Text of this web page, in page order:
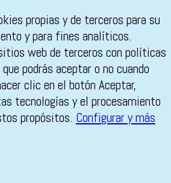
propias y de terceros para su
y para fines analíticos.
web de terceros con políticas
podrás aceptar o no cuando
clic en el botón Aceptar,
tecnologías y el procesamiento
propósitos. Configurar y más